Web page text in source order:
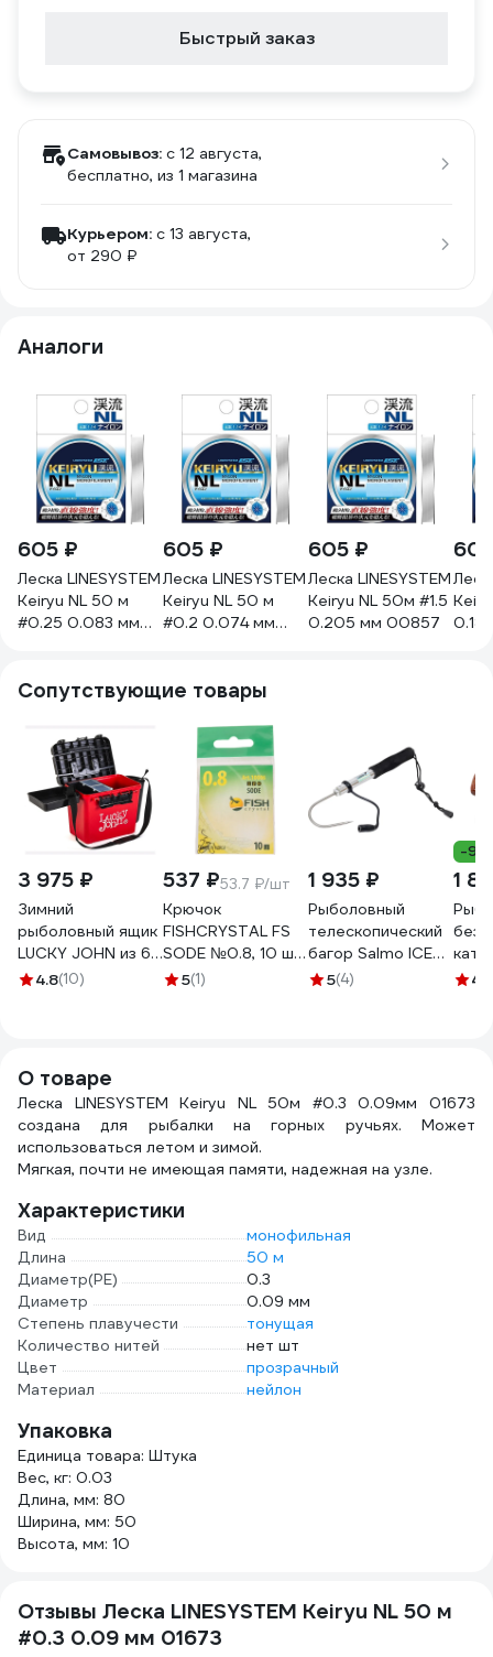
Быстрый заказ
Самовывоз: c 12 августа,
бесплатно, из 1 магазина
Курьером: c 13 августа,
от 290 ₽
Аналоги
605 ₽
Леска LINESYSTEM
Keiryu NL 50 м
#0.25 0.083 мм
605 ₽
Леска LINESYSTEM
Keiryu NL 50 м
#0.2 0.074 мм
605 ₽
Леска LINESYSTEM
Keiryu NL 50м #1.5
0.205 мм 00857
Сопутствующие товары
3 975 ₽
Зимний
рыболовный ящик
LUCKY JOHN из 6-
ти частей LJ2050
4.8(10)
537 ₽53.7 ₽/шт
Крючок
FISHCRYSTAL FS
SODE №0.8, 10 шт
10006-008F
5(1)
1 935 ₽
Рыболовный
телескопический
багор Salmo ICE
GAFF 62 ZG-62
5(4)
-9%
1
4.6
О товаре
Леска LINESYSTEM Keiryu NL 50м #0.3 0.09мм 01673
создана для рыбалки на горных ручьях. Может
использоваться летом и зимой.
Мягкая, почти не имеющая памяти, надежная на узле.
Характеристики
Вид
монофильная
Длина
50 м
Диаметр(PE)
0.3
Диаметр
0.09 мм
Степень плавучести
тонущая
Количество нитей
нет шт
Цвет
прозрачный
Материал
нейлон
Упаковка
Единица товара: Штука
Вес, кг: 0.03
Длина, мм: 80
Ширина, мм: 50
Высота, мм: 10
Отзывы Леска LINESYSTEM Keiryu NL 50 м
#0.3 0.09 мм 01673